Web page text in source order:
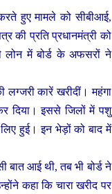
हुए मामले को सीबीआई,
की प्रति प्रधानमंत्री को
लोन में बोर्ड के अफसरों ने
कारें खरीदीं। महंगा
दिया। इससे जिलों में पशु
हुई। इन भेड़ों को बाद में
आई थी, तब भी बोर्ड ने
कहा कि चारा खरीद पर